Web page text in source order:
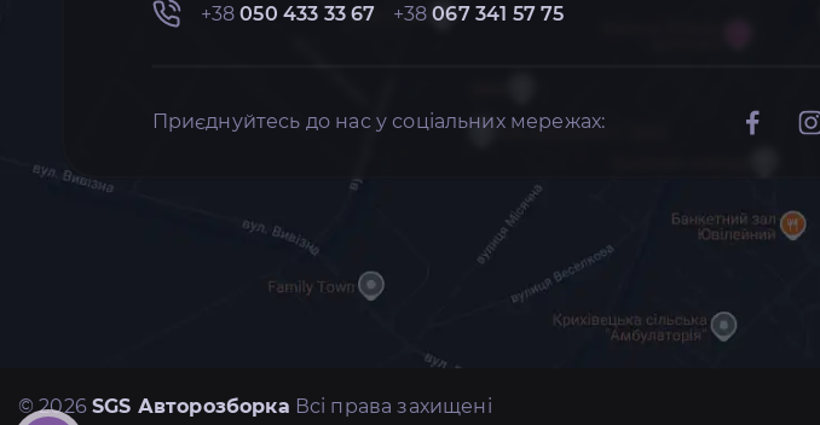
+38050 433 33 67 +38067 341 57 75
Приєднуйтесь до нас у соціальних мережах:
© 2026SGS Авторозборка Всі права захищені